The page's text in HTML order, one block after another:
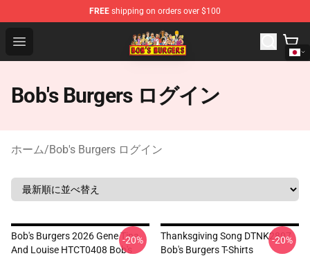
FREE shipping on orders over $100
Open menu
Bob's Burgers Store - Official Bob's Burgers Merchandise
Bob's Burgers ログイン
ホーム/Bob's Burgers ログイン
Bob's Burgers 2026 Gene Tina
And Louise HTCT0408 Bob's
-20%
Thanksgiving Song DTNK2807
Bob's Burgers T-Shirts
-20%